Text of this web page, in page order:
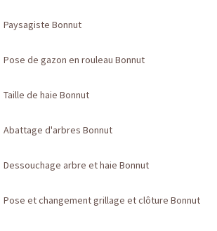
Paysagiste Bonnut
Pose de gazon en rouleau Bonnut
Taille de haie Bonnut
Abattage d'arbres Bonnut
Dessouchage arbre et haie Bonnut
Pose et changement grillage et clôture Bonnut